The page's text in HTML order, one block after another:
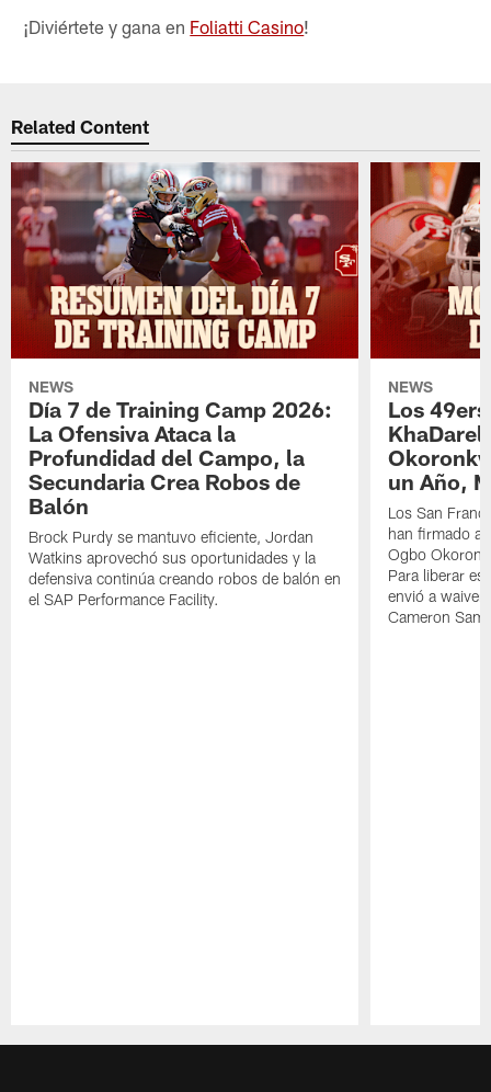
¡Diviértete y gana en Foliatti Casino!
Related Content
NEWS
Día 7 de Training Camp 2026:
La Ofensiva Ataca la
Profundidad del Campo, la
Secundaria Crea Robos de
Balón
Brock Purdy se mantuvo eficiente, Jordan
Watkins aprovechó sus oportunidades y la
defensiva continúa creando robos de balón en
el SAP Performance Facility.
NEWS
Los
KhaDarel
un Año,
Los San
han firmado a
Ogbo
Para liberar
envió a
Cameron